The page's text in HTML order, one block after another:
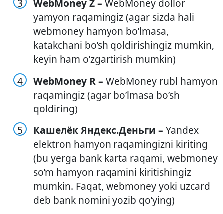
WebMoney Z – WebMoney dollor
yamyon raqamingiz (agar sizda hali
webmoney hamyon bo’lmasa,
katakchani bo’sh qoldirishingiz mumkin,
keyin ham o’zgartirish mumkin)
WebMoney R – WebMoney rubl hamyon
raqamingiz (agar bo’lmasa bo’sh
qoldiring)
Кашелёк Яндекс.Деньги – Yandex
elektron hamyon raqamingizni kiriting
(bu yerga bank karta raqami, webmoney
so’m hamyon raqamini kiritishingiz
mumkin. Faqat, webmoney yoki uzcard
deb bank nomini yozib qo’ying)